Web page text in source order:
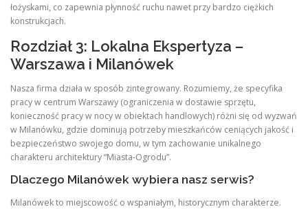
łożyskami, co zapewnia płynność ruchu nawet przy bardzo ciężkich
konstrukcjach.
Rozdział 3: Lokalna Ekspertyza –
Warszawa i Milanówek
Nasza firma działa w sposób zintegrowany. Rozumiemy, że specyfika
pracy w centrum Warszawy (ograniczenia w dostawie sprzętu,
konieczność pracy w nocy w obiektach handlowych) różni się od wyzwań
w Milanówku, gdzie dominują potrzeby mieszkańców ceniących jakość i
bezpieczeństwo swojego domu, w tym zachowanie unikalnego
charakteru architektury “Miasta-Ogrodu”.
Dlaczego Milanówek wybiera nasz serwis?
Milanówek to miejscowość o wspaniałym, historycznym charakterze.